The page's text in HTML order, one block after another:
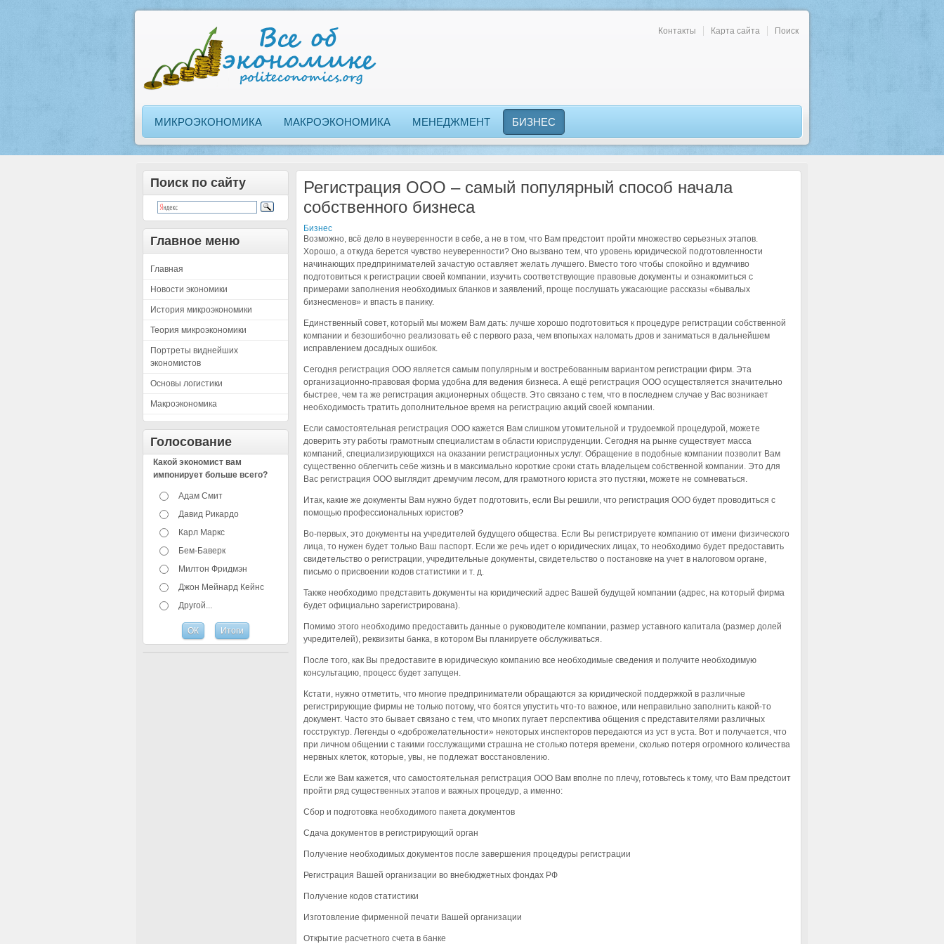
Контакты Карта сайта Поиск
МИКРОЭКОНОМИКА МАКРОЭКОНОМИКА МЕНЕДЖМЕНТ БИЗНЕС
Поиск по сайту
Главное меню
Главная
Новости экономики
История микроэкономики
Теория микроэкономики
Портреты виднейших
экономистов
Основы логистики
Макроэкономика
Голосование
Какой экономист вам
импонирует больше всего?
Адам Смит
Давид Рикардо
Карл Маркс
Бем-Баверк
Милтон Фридмэн
Джон Мейнард Кейнс
Другой...
Регистрация ООО – самый популярный способ начала
собственного бизнеса
Бизнес
Возможно, всё дело в неуверенности в себе, а не в том, что Вам предстоит пройти множество серьезных этапов.
Хорошо, а откуда берется чувство неуверенности? Оно вызвано тем, что уровень юридической подготовленности
начинающих предпринимателей зачастую оставляет желать лучшего. Вместо того чтобы спокойно и вдумчиво
подготовиться к регистрации своей компании, изучить соответствующие правовые документы и ознакомиться с
примерами заполнения необходимых бланков и заявлений, проще послушать ужасающие рассказы «бывалых
бизнесменов» и впасть в панику.
Единственный совет, который мы можем Вам дать: лучше хорошо подготовиться к процедуре регистрации собственной
компании и безошибочно реализовать её с первого раза, чем впопыхах наломать дров и заниматься в дальнейшем
исправлением досадных ошибок.
Сегодня регистрация ООО является самым популярным и востребованным вариантом регистрации фирм. Эта
организационно-правовая форма удобна для ведения бизнеса. А ещё регистрация ООО осуществляется значительно
быстрее, чем та же регистрация акционерных обществ. Это связано с тем, что в последнем случае у Вас возникает
необходимость тратить дополнительное время на регистрацию акций своей компании.
Если самостоятельная регистрация ООО кажется Вам слишком утомительной и трудоемкой процедурой, можете
доверить эту работы грамотным специалистам в области юриспруденции. Сегодня на рынке существует масса
компаний, специализирующихся на оказании регистрационных услуг. Обращение в подобные компании позволит Вам
существенно облегчить себе жизнь и в максимально короткие сроки стать владельцем собственной компании. Это для
Вас регистрация ООО выглядит дремучим лесом, для грамотного юриста это пустяки, можете не сомневаться.
Итак, какие же документы Вам нужно будет подготовить, если Вы решили, что регистрация ООО будет проводиться с
помощью профессиональных юристов?
Во-первых, это документы на учредителей будущего общества. Если Вы регистрируете компанию от имени физического
лица, то нужен будет только Ваш паспорт. Если же речь идет о юридических лицах, то необходимо будет предоставить
свидетельство о регистрации, учредительные документы, свидетельство о постановке на учет в налоговом органе,
письмо о присвоении кодов статистики и т. д.
Также необходимо представить документы на юридический адрес Вашей будущей компании (адрес, на который фирма
будет официально зарегистрирована).
Помимо этого необходимо предоставить данные о руководителе компании, размер уставного капитала (размер долей
учредителей), реквизиты банка, в котором Вы планируете обслуживаться.
После того, как Вы предоставите в юридическую компанию все необходимые сведения и получите необходимую
консультацию, процесс будет запущен.
Кстати, нужно отметить, что многие предприниматели обращаются за юридической поддержкой в различные
регистрирующие фирмы не только потому, что боятся упустить что-то важное, или неправильно заполнить какой-то
документ. Часто это бывает связано с тем, что многих пугает перспектива общения с представителями различных
госструктур. Легенды о «доброжелательности» некоторых инспекторов передаются из уст в уста. Вот и получается, что
при личном общении с такими госслужащими страшна не столько потеря времени, сколько потеря огромного количества
нервных клеток, которые, увы, не подлежат восстановлению.
Если же Вам кажется, что самостоятельная регистрация ООО Вам вполне по плечу, готовьтесь к тому, что Вам предстоит
пройти ряд существенных этапов и важных процедур, а именно:
Сбор и подготовка необходимого пакета документов
Сдача документов в регистрирующий орган
Получение необходимых документов после завершения процедуры регистрации
Регистрация Вашей организации во внебюджетных фондах РФ
Получение кодов статистики
Изготовление фирменной печати Вашей организации
Открытие расчетного счета в банке